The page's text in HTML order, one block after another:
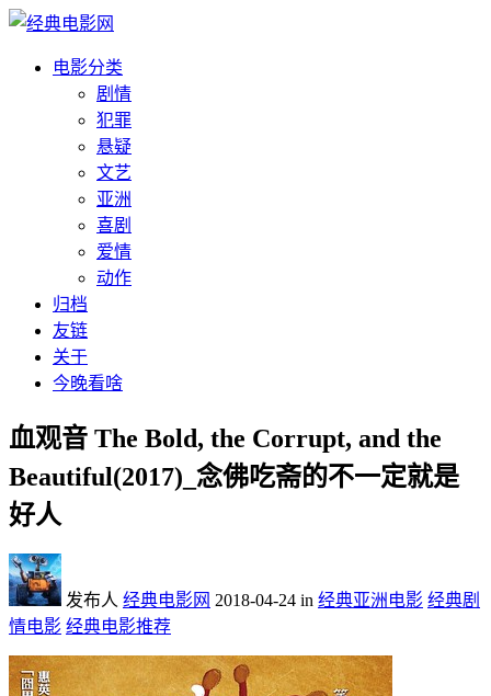
电影分类
剧情
犯罪
悬疑
文艺
亚洲
喜剧
爱情
动作
归档
友链
关于
今晚看啥
血观音 The Bold, the Corrupt, and the
Beautiful(2017)_念佛吃斋的不一定就是
好人
发布人 经典电影网 2018-04-24 in 经典亚洲电影 经典剧
情电影 经典电影推荐